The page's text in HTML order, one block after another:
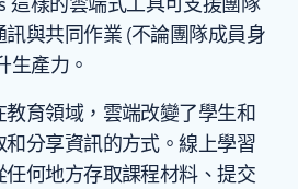
與共同作業 (不論團隊成員身
生產力。
教育領域，雲端改變了學生和
分享資訊的方式。線上學習
何地方存取課程材料、提交